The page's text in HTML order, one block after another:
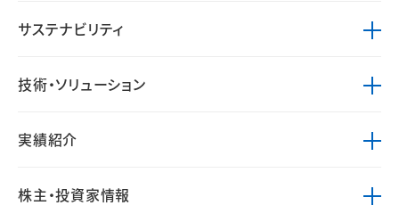
サステナビリティ
技術・ソリューション
実績紹介
株主・投資家情報